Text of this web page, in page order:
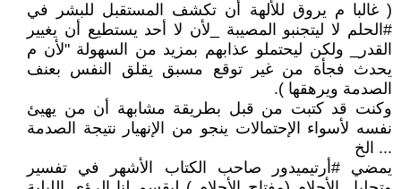
( غالبا م يروق للألهة أن تكشف المستقبل للبشر في
#الحلم لا ليتجنبو المصيبة _لأن لا أحد يستطيع أن يغيير
القدر_ ولكن ليحتملو عذابهم بمزيد من السهولة "لأن م
يحدث فجأة من غير توقع مسبق يقلق النفس بعنف
الصدمة ويرهقها ).
وكنت قد كتبت من قبل بطريقة مشابهة أن من يهيئ
نفسه لأسواء الإحتمالات ينجو من الإنهيار نتيجة الصدمة
... الخ
يمضي #أرتيميدور صاحب الكتاب الأشهر في تفسير